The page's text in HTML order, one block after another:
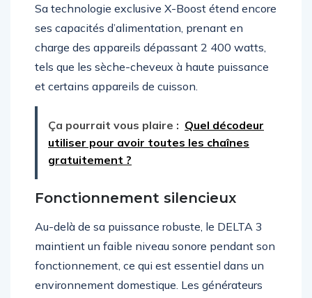
Sa technologie exclusive X-Boost étend encore
ses capacités d’alimentation, prenant en
charge des appareils dépassant 2 400 watts,
tels que les sèche-cheveux à haute puissance
et certains appareils de cuisson.
Ça pourrait vous plaire : Quel décodeur
utiliser pour avoir toutes les chaînes
gratuitement ?
Fonctionnement silencieux
Au-delà de sa puissance robuste, le DELTA 3
maintient un faible niveau sonore pendant son
fonctionnement, ce qui est essentiel dans un
environnement domestique. Les générateurs